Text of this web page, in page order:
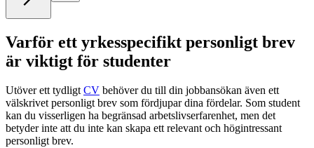
Varför ett yrkesspecifikt personligt brev
är viktigt för studenter
Utöver ett tydligtCV behöver du till din jobbansökan även ett
välskrivet personligt brev som fördjupar dina fördelar. Som student
kan du visserligen ha begränsad arbetslivserfarenhet, men det
betyder inte att du inte kan skapa ett relevant och högintressant
personligt brev.